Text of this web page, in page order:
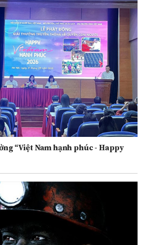
“Việt Nam hạnh phúc - Happy